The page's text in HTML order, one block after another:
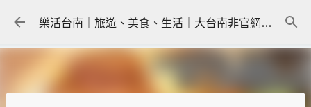
跳到主要內容 樂活台南｜旅遊、美食、生活｜大台南非官網｜tainanlohas.cc